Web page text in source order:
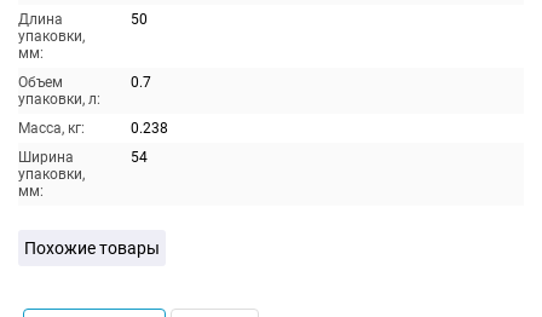
Длина
упаковки,
мм:
50
Объем
упаковки, л:
0.7
Масса, кг:
0.238
Ширина
упаковки,
мм:
54
Похожие товары